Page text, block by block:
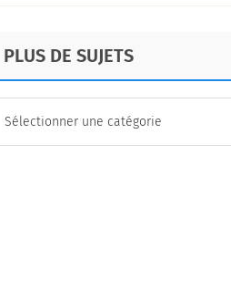
conduite efficace
PLUS DE SUJETS